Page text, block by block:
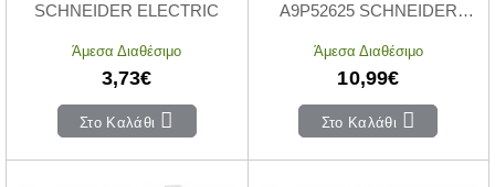
SCHNEIDER ELECTRIC
Άμεσα Διαθέσιμο
3,73€
Στο Καλάθι
A9P52625 SCHNEIDER
Άμεσα Διαθέσιμο
10,99€
Στο Καλάθι